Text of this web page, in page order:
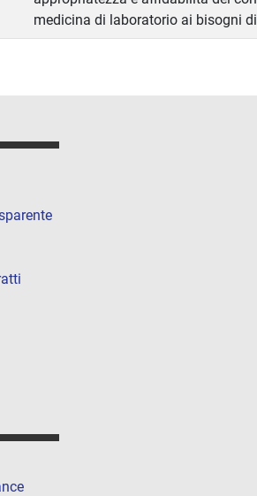
medicina di laboratorio ai bisogni